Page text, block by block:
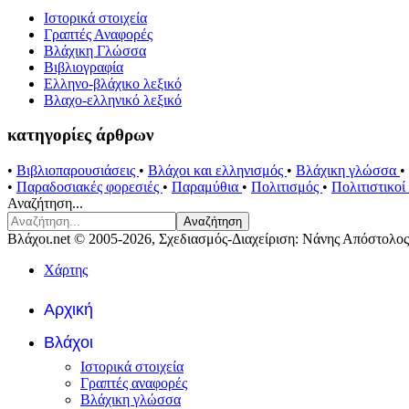
Ιστορικά στοιχεία
Γραπτές Αναφορές
Βλάχικη Γλώσσα
Βιβλιογραφία
Ελληνο-βλάχικο λεξικό
Βλαχο-ελληνικό λεξικό
κατηγορίες άρθρων
• Βιβλιοπαρουσιάσεις • Βλάχοι και ελληνισμός • Βλάχικη γλώσσα •
• Παραδοσιακές φορεσιές • Παραμύθια • Πολιτισμός •
Αναζήτηση...
Αναζήτηση
Βλάχοι.net © 2005-2026, Σχεδιασμός-Διαχείριση: Νάνης Απόστολος
Χάρτης
Αρχική
Βλάχοι
Ιστορικά στοιχεία
Γραπτές αναφορές
Βλάχικη γλώσσα